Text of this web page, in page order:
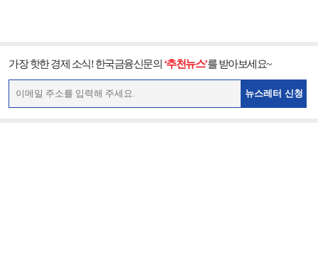
가장 핫한 경제 소식! 한국금융신문의 ‘추천뉴스’를 받아보세요~
뉴스레터 신청